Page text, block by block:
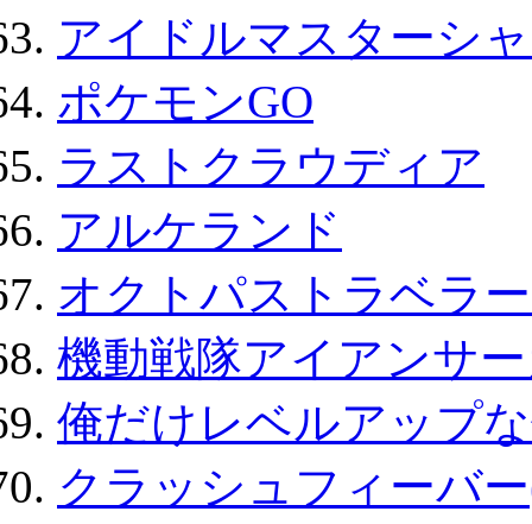
アイドルマスターシ
ポケモンGO
ラストクラウディア
アルケランド
オクトパストラベラ
機動戦隊アイアンサ
俺だけレベルアップ
クラッシュフィーバ